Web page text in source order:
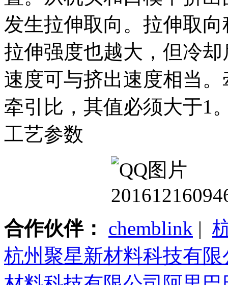
发生拉伸取向。拉伸取
拉伸强度也越大，但冷
速度可与挤出速度相当
牵引比，其值必须大于1
工艺参数
合作伙伴： chemblink |
杭州聚星新材料科技有